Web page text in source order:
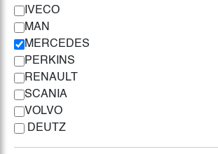
IVECO
MAN
MERCEDES
PERKINS
RENAULT
SCANIA
VOLVO
DEUTZ